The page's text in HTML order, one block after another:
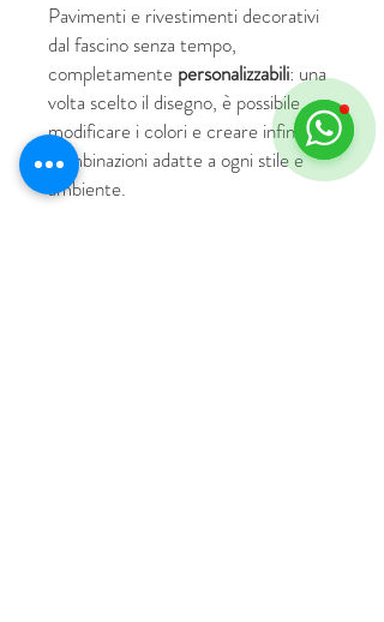
Pavimenti e rivestimenti decorativi
dal fascino senza tempo,
completamente personalizzabili: una
volta scelto il disegno, è possibile
modificare i colori e creare infinite
combinazioni adatte a ogni stile e
ambiente.